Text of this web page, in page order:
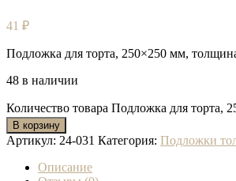
41 ₽
Подложка для торта, 250×250 мм,
48 в наличии
Количество товара Подложка для торта,
В корзину
Артикул: 24-031 Категория: Подложки
Описание